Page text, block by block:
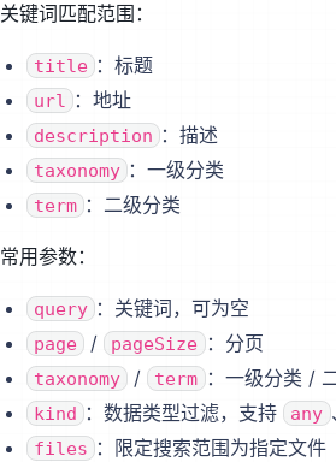
关键词匹配范围：
title ：标题
url ：地址
description ：描述
taxonomy ：一级分类
term ：二级分类
常用参数：
query ：关键词，可为空
page / pageSize ：分页
taxonomy / term ：一级分类 /
kind ：数据类型过滤，支持 any
files ：限定搜索范围为指定文件